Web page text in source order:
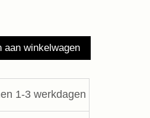
aan winkelwagen
1-3 werkdagen